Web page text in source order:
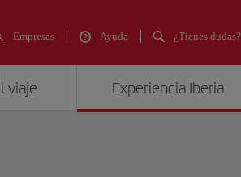
Empresas Ayuda ¿Tienes dudas?
viaje Experiencia Iberia